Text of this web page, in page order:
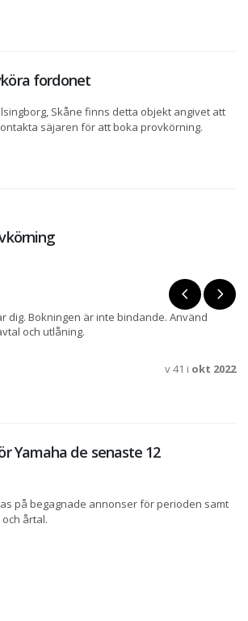
fordonet
Skåne finns detta objekt angivet att
säjaren för att boka provkörning.
dig. Bokningen är inte bindande. Använd
och utlåning.
v 41 i okt 2022
Yamaha de senaste 12
på begagnade annonser för perioden samt
årtal.